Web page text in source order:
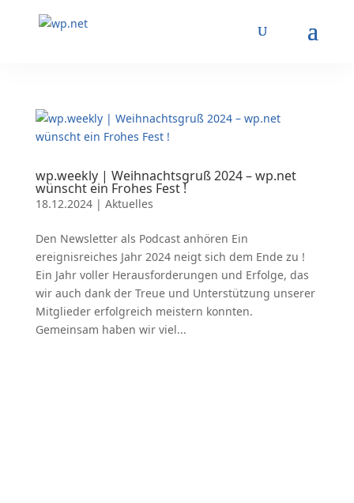
wp.weekly | Weihnachtsgruß 2024 – wp.net
wünscht ein Frohes Fest !
18.12.2024| Aktuelles
Den Newsletter als Podcast anhören Ein
ereignisreiches Jahr 2024 neigt sich dem Ende zu !
Ein Jahr voller Herausforderungen und Erfolge, das
wir auch dank der Treue und Unterstützung unserer
Mitglieder erfolgreich meistern konnten.
Gemeinsam haben wir viel...